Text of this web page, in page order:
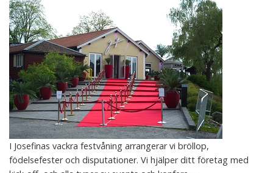
I Josefinas vackra festvåning arrangerar vi bröllop,
födelsefester och disputationer. Vi hjälper ditt företag med